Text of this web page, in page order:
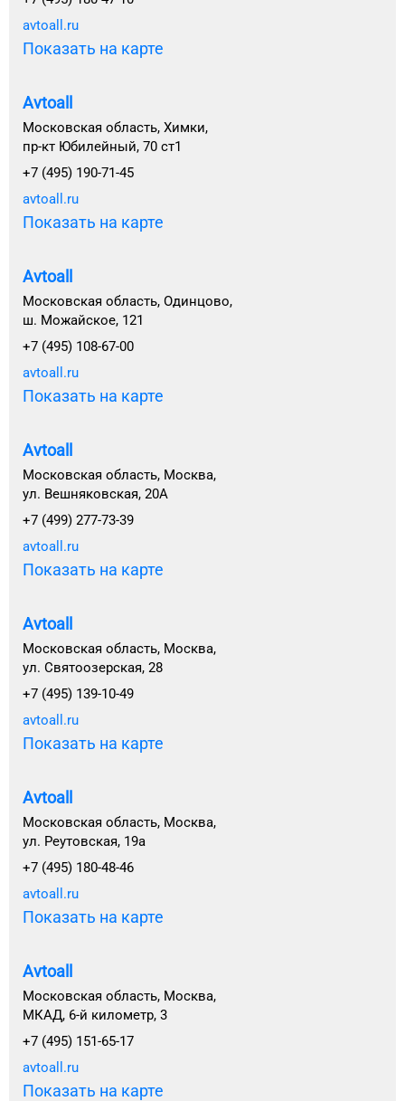
avtoall.ru
Показать на карте
Avtoall
Московская область, Химки,
пр-кт Юбилейный, 70 ст1
+7 (495) 190-71-45
avtoall.ru
Показать на карте
Avtoall
Московская область, Одинцово,
ш. Можайское, 121
+7 (495) 108-67-00
avtoall.ru
Показать на карте
Avtoall
Московская область, Москва,
ул. Вешняковская, 20А
+7 (499) 277-73-39
avtoall.ru
Показать на карте
Avtoall
Московская область, Москва,
ул. Святоозерская, 28
+7 (495) 139-10-49
avtoall.ru
Показать на карте
Avtoall
Московская область, Москва,
ул. Реутовская, 19а
+7 (495) 180-48-46
avtoall.ru
Показать на карте
Avtoall
Московская область, Москва,
МКАД, 6-й километр, 3
+7 (495) 151-65-17
avtoall.ru
Показать на карте